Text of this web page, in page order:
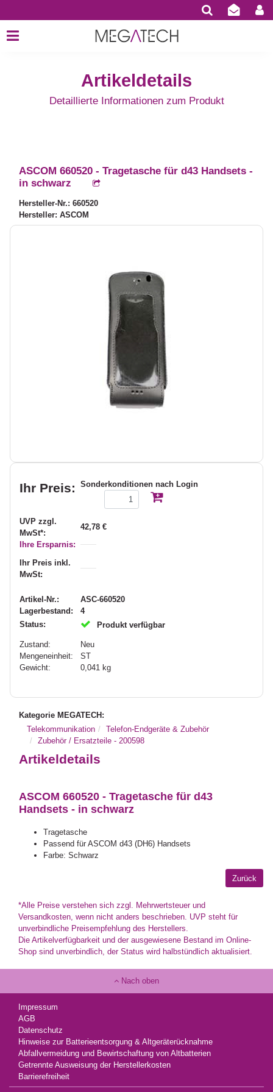
Artikeldetails
Detaillierte Informationen zum Produkt
ASCOM 660520 - Tragetasche für d43 Handsets -
in schwarz
Hersteller-Nr.: 660520
Hersteller: ASCOM
Ihr Preis: Sonderkonditionen nach Login
UVP zzgl.
MwSt*:
42,78 €
Ihre Ersparnis:
Ihr Preis inkl.
MwSt:
Artikel-Nr.:
ASC-660520
Lagerbestand:
4
Status:
Produkt verfügbar
Zustand:
Neu
Mengeneinheit:
ST
Gewicht:
0,041 kg
Kategorie MEGATECH:
Telekommunikation
Telefon-Endgeräte & Zubehör
Zubehör / Ersatzteile - 200598
Artikeldetails
ASCOM 660520 - Tragetasche für d43
Handsets - in schwarz
Tragetasche
Passend für ASCOM d43 (DH6) Handsets
Farbe: Schwarz
*Alle Preise verstehen sich zzgl. Mehrwertsteuer und
Versandkosten, wenn nicht anders beschrieben. UVP steht für
unverbindliche Preisempfehlung des Herstellers.
Die Artikelverfügbarkeit und der ausgewiesene Bestand im Online-
Shop sind unverbindlich, der Status wird halbstündlich aktualisiert.
Nach oben
Impressum
AGB
Datenschutz
Hinweise zur Batterieentsorgung & Altgeräterücknahme
Abfallvermeidung und Bewirtschaftung von Altbatterien
Getrennte Ausweisung der Herstellerkosten
Barrierefreiheit